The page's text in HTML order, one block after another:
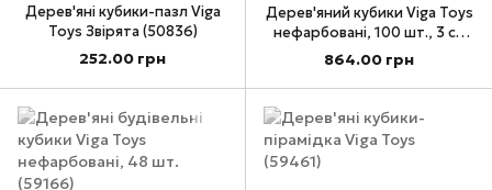
Дерев'яні кубики-пазл Viga
Toys Звірята (50836)
252.00 грн
Дерев'яний кубики Viga Toys
нефарбовані, 100 шт., 3 см
(51623)
864.00 грн